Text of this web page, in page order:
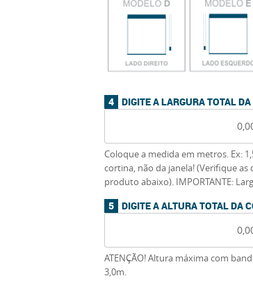
DIGITE A LARGURA TOTAL
Coloque a medida em metros. Ex:
cortina, não da janela! (Verifique
produto abaixo). IMPORTANTE:
DIGITE A ALTURA TOTAL DA
ATENÇÃO! Altura máxima com
3,0m.